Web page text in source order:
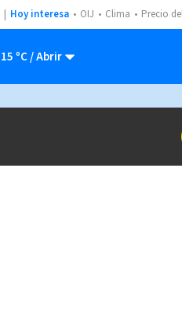
Hoy interesa OIJ Clima Precio
15 ºC